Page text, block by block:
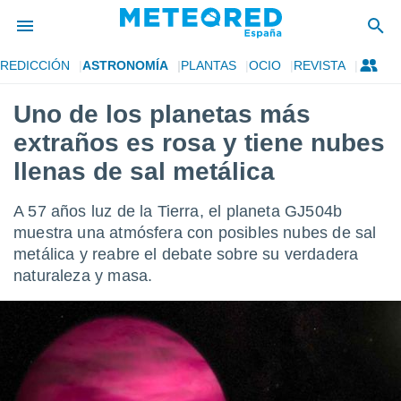
de
por
para
la
calidad.
a este
las
digital
basada
ASTRONOMÍA PLANTAS OCIO REVISTA
Uno de los planetas más
extraños es rosa y tiene nubes
llenas de sal metálica
A 57 años luz de la Tierra, el planeta GJ504b
muestra una atmósfera con posibles nubes de sal
metálica y reabre el debate sobre su verdadera
naturaleza y masa.